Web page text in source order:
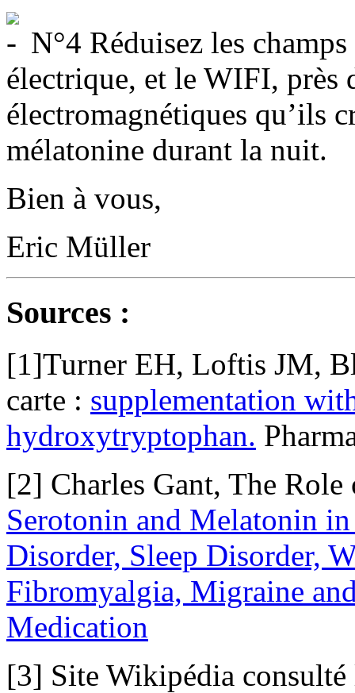
N°4 Réduisez les
électrique, et le WIFI, près
électromagnétiques qu’ils
mélatonine durant la nuit.
Bien à vous,
Eric Müller
Sources :
[1]Turner EH, Loftis JM,
carte : supplementation
hydroxytryptophan.
[2] Charles Gant, The
Serotonin and Melatonin
Disorder, Sleep Disorder,
Fibromyalgia, Migraine
Medication
[3] Site Wikipédia